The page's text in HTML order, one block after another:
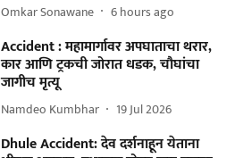
Omkar Sonawane 6 hours ago
Accident : महामार्गावर अपघाताचा थरार,
कार आणि ट्रकची जोरात धडक, चौघांचा
जागीच मृत्यू
Namdeo Kumbhar 19 Jul 2026
Dhule Accident: देव दर्शनाहून येताना